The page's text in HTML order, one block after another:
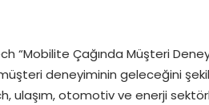
Çağında Müşteri
deneyiminin geleceğini
ulaşım, otomotiv ve enerji